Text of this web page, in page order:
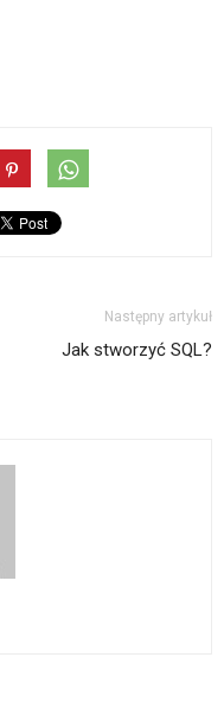
Następny artykuł
Jak stworzyć SQL?